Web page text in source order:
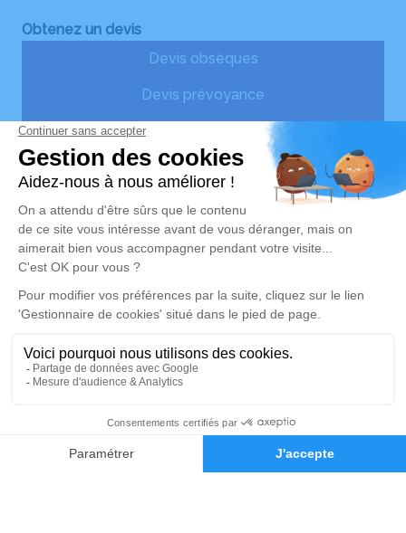
Demande de devis
Obtenez un devis
Devis obsèques
Devis prévoyance
Notre agence
Pompes Funèbres BURS
05 64 28 76 33
gerard.burs@wanadoo.fr
310 chemin de Lengoust – 64490 – Osse-en-Aspe
5/5 – 6 avis
Nos Services
Monuments funéraires
Liens utiles
Nos réseaux sociaux
Mentions légales
Politique de traitement des données personnelles